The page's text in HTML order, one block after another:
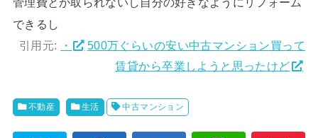
できるし
引用元:
・
500万ぐらいの安い中古マンション買って
賃貸から卒業しようと思ったけど
不動産 生活 中古マンション